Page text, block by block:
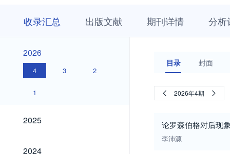
收录汇总 出版文献 期刊详情 分析
2026
2026
4 3 2
1
2025
2025
2024
2024
目录 封面
2026年4期
论罗森伯格对后现
李沛源